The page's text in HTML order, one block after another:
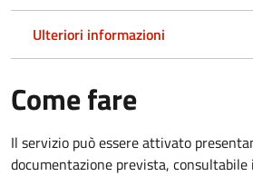
Ulteriori informazioni
Come fare
Il servizio può essere attivato
documentazione prevista, consultabile